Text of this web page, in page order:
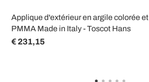
Applique d'extérieur en argile colorée et
PMMA Made in Italy - Toscot Hans
€ 231,15